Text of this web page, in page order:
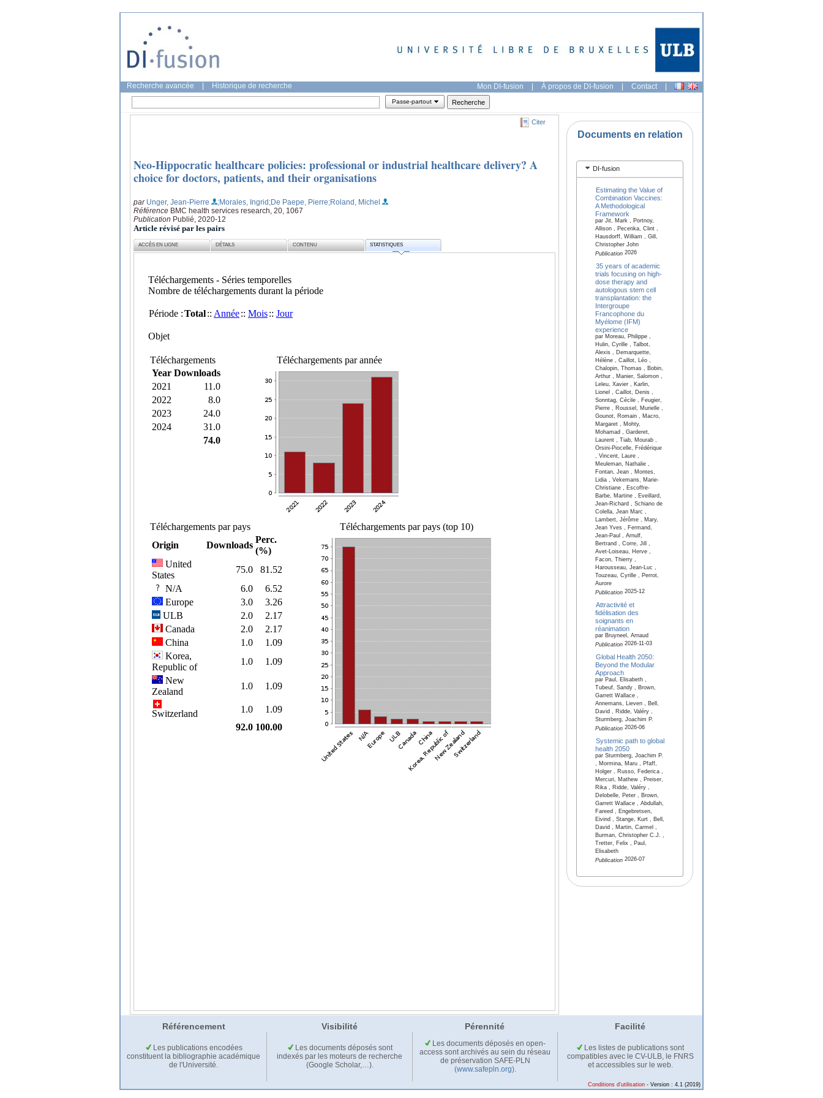
Recherche avancée Historique de recherche Mon DI-fusion | À propos de DI-fusion | Contact |
Passe-partout
Citer
Neo-Hippocratic healthcare policies: professional or industrial healthcare delivery? A
choice for doctors, patients, and their organisations
par Unger, Jean-Pierre ;Morales, Ingrid;De Paepe, Pierre;Roland, Michel
Référence BMC health services research, 20, 1067
Publication Publié, 2020-12
Article révisé par les pairs
ACCÈS EN LIGNE DÉTAILS CONTENU STATISTIQUES
Documents en relation
DI-fusion
Estimating the Value of
Combination Vaccines:
A Methodological
Framework
par Jit, Mark , Portnoy,
Allison , Pecenka, Clint ,
Hausdorff, William , Gill,
Christopher John
Publication2026
35 years of academic
trials focusing on high-
dose therapy and
autologous stem cell
transplantation: the
Intergroupe
Francophone du
Myélome (IFM)
experience
par Moreau, Philippe ,
Hulin, Cyrille , Talbot,
Alexis , Demarquette,
Hélène , Caillot, Léo ,
Chalopin, Thomas , Bobin,
Arthur , Manier, Salomon ,
Leleu, Xavier , Karlin,
Lionel , Caillot, Denis ,
Sonntag, Cécile , Feugier,
Pierre , Roussel, Murielle ,
Gounot, Romain , Macro,
Margaret , Mohty,
Mohamad , Garderet,
Laurent , Tiab, Mourab ,
Orsini-Piocelle, Frédérique
, Vincent, Laure ,
Meuleman, Nathalie ,
Fontan, Jean , Montes,
Lidia , Vekemans, Marie-
Christiane , Escoffre-
Barbe, Martine , Eveillard,
Jean-Richard , Schiano de
Colella, Jean Marc ,
Lambert, Jérôme , Mary,
Jean Yves , Fermand,
Jean-Paul , Arnulf,
Bertrand , Corre, Jill ,
Avet-Loiseau, Herve ,
Facon, Thierry ,
Harousseau, Jean-Luc ,
Touzeau, Cyrille , Perrot,
Aurore
Publication2025-12
Attractivité et
fidélisation des
soignants en
réanimation
par Bruyneel, Arnaud
Publication2026-11-03
Global Health 2050:
Beyond the Modular
Approach
par Paul, Elisabeth ,
Tubeuf, Sandy , Brown,
Garrett Wallace ,
Annemans, Lieven , Bell,
David , Ridde, Valéry ,
Sturmberg, Joachim P.
Publication2026-06
Systemic path to global
health 2050
par Sturmberg, Joachim P.
, Mormina, Maru , Pfaff,
Holger , Russo, Federica ,
Mercuri, Mathew , Preiser,
Rika , Ridde, Valéry ,
Delobelle, Peter , Brown,
Garrett Wallace , Abdullah,
Fareed , Engebretsen,
Eivind , Stange, Kurt , Bell,
David , Martin, Carmel ,
Burman, Christopher C.J. ,
Tretter, Felix , Paul,
Elisabeth
Publication2026-07
Référencement Visibilité Pérennité Facilité
Les publications encodées
constituent la bibliographie académique
de l'Université.
Les documents déposés sont
indexés par les moteurs de recherche
(Google Scholar,…).
Les documents déposés en open-
access sont archivés au sein du réseau
de préservation SAFE-PLN
(www.safepln.org).
Les listes de publications sont
compatibles avec le CV-ULB, le FNRS
et accessibles sur le web.
Conditions d'utilisation - Version : 4.1 (2019)